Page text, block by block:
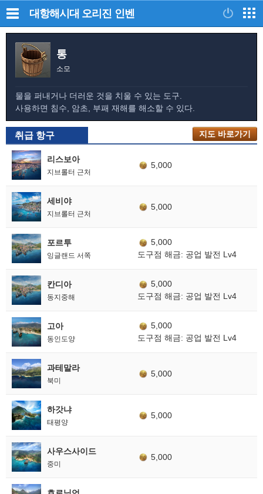
대항해시대 오리진 인벤
통
소모
물을 퍼내거나 더러운 것을 치울 수 있는 도구.
사용하면 침수, 암초, 부패 재해를 해소할 수 있다.
취급 항구 지도 바로가기
리스보아
지브롤터 근처
5,000
세비야
지브롤터 근처
5,000
포르투
잉글랜드 서쪽
5,000
도구점 해금: 공업 발전 Lv4
칸디아
동지중해
5,000
도구점 해금: 공업 발전 Lv4
고아
동인도양
5,000
도구점 해금: 공업 발전 Lv4
과테말라
북미
5,000
하갓냐
태평양
5,000
사우스사이드
중미
5,000